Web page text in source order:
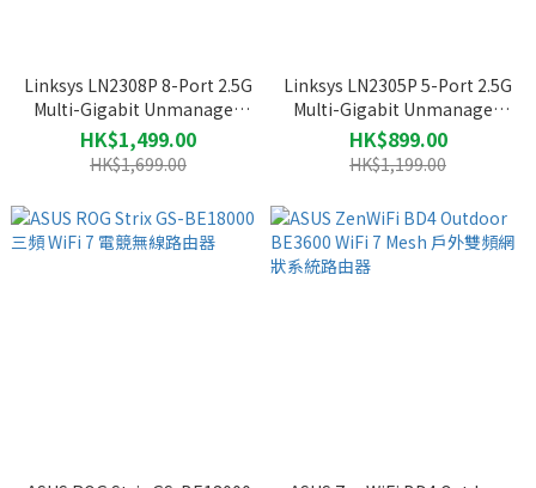
Linksys LN2308P 8-Port 2.5G
Multi-Gigabit Unmanaged
PoE++ Switches 網絡交換器
HK$1,499.00
HK$1,699.00
Linksys LN2305P 5-Port 2.5G
Multi-Gigabit Unmanaged
PoE+ Switches 網絡交換器
HK$899.00
HK$1,199.00